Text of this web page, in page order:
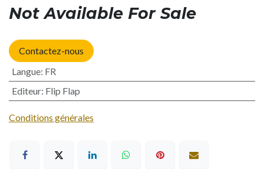
Not Available For Sale
Contactez-nous
Langue: FR
Editeur: Flip Flap
Conditions générales